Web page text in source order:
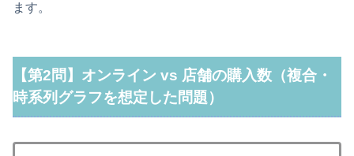
ます。
【第2問】オンライン vs 店舗の購入数（複合・
時系列グラフを想定した問題）